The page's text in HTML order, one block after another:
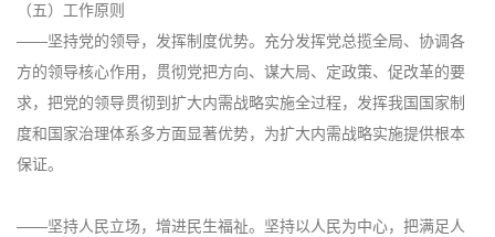
（五）工作原则
——坚持党的领导，发挥制度优势。充分发挥党总揽全局、协调各
方的领导核心作用，贯彻党把方向、谋大局、定政策、促改革的要
求，把党的领导贯彻到扩大内需战略实施全过程，发挥我国国家制
度和国家治理体系多方面显著优势，为扩大内需战略实施提供根本
保证。
——坚持人民立场，增进民生福祉。坚持以人民为中心，把满足人